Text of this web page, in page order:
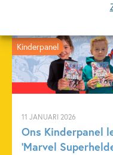
11 JANUARI 2026
Ons Kinderpanel
‘Marvel
Kinderpanel